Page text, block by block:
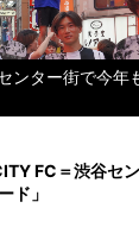
ンター街で今年
FC＝渋谷セ
ド」